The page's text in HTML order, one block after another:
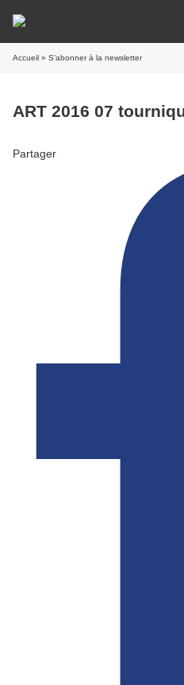
Accueil » S'abonner à la newsletter
ART 2016 07
Partager